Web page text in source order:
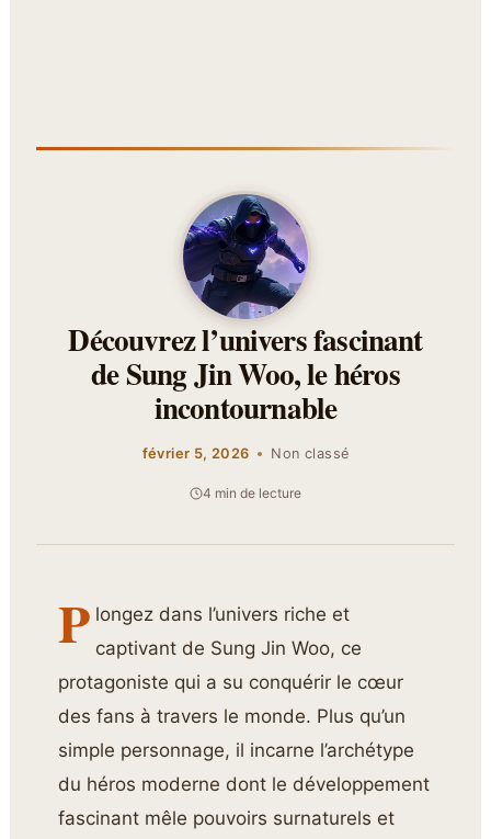
Découvrez l’univers fascinant
de Sung Jin Woo, le héros
incontournable
février 5, 2026 Non classé
4 min de lecture
P longez dans l’univers riche et
captivant de Sung Jin Woo, ce
protagoniste qui a su conquérir le cœur
des fans à travers le monde. Plus qu’un
simple personnage, il incarne l’archétype
du héros moderne dont le développement
fascinant mêle pouvoirs surnaturels et